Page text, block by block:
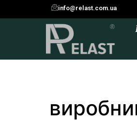
info@relast.com.ua